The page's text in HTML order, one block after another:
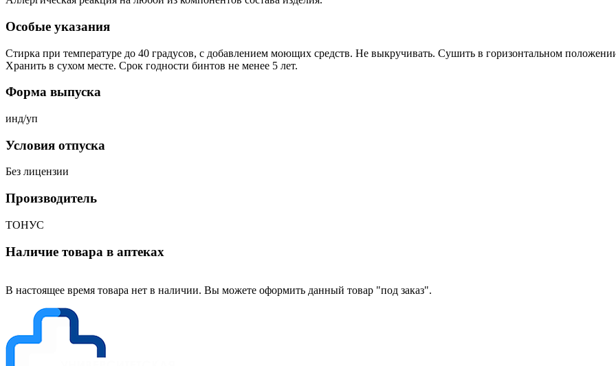
Особые указания
Стирка при температуре до 40 градусов, с добавлением моющих средств. Не выкручивать. Сушить в горизонтальном
Хранить в сухом месте. Срок годности бинтов не менее 5 лет.
Форма выпуска
инд/уп
Условия отпуска
Без лицензии
Производитель
ТОНУС
Наличие товара в аптеках
В настоящее время товара нет в наличии. Вы можете оформить данный товар "под заказ".